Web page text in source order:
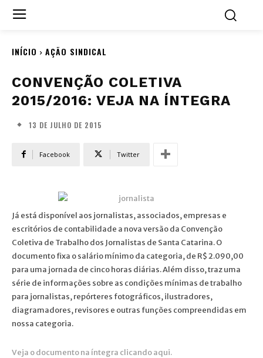
INÍCIO AÇÃO SINDICAL
CONVENÇÃO COLETIVA
2015/2016: VEJA NA ÍNTEGRA
13 DE JULHO DE 2015
Facebook Twitter
Já está disponível aos jornalistas, associados, empresas e
escritórios de contabilidade a nova versão da Convenção
Coletiva de Trabalho dos Jornalistas de Santa Catarina. O
documento fixa o salário mínimo da categoria, de R$ 2.090,00
para uma jornada de cinco horas diárias. Além disso, traz uma
série de informações sobre as condições mínimas de trabalho
para jornalistas, repórteres fotográficos, ilustradores,
diagramadores, revisores e outras funções compreendidas em
nossa categoria.
Veja o documento na íntegra clicando aqui.